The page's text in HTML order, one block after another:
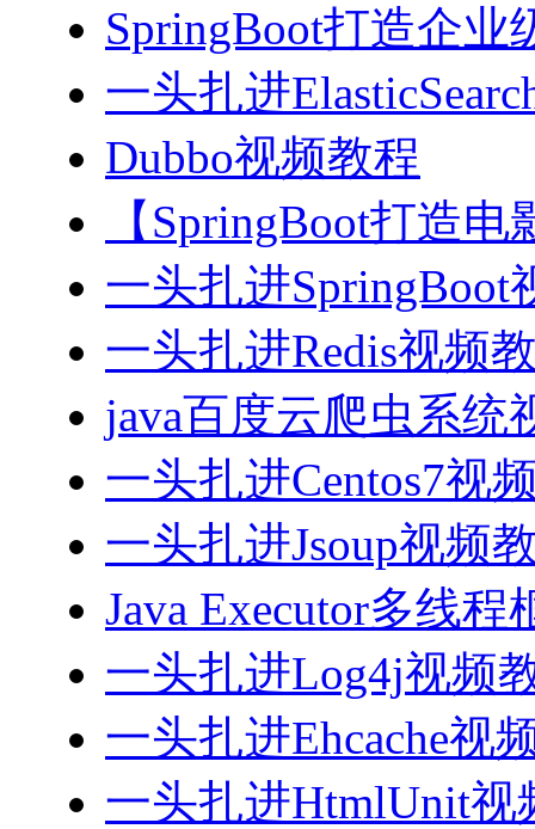
SpringBoot打造企业
一头扎进
Dubbo视频教程
【SpringBoot打造
一头扎进SpringBoot
一头扎进Redis视频
java百度云爬虫系统
一头扎进Centos7视
一头扎进Jsoup视频
Java Executor多线
一头扎进Log4j视频
一头扎进Ehcache视
一头扎进HtmlUnit视